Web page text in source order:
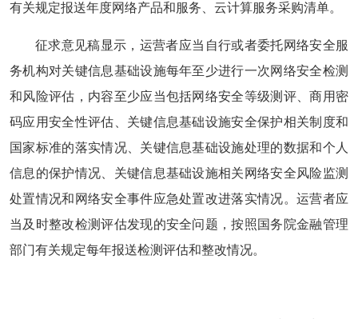
有关规定报送年度网络产品和服务、云计算服务采购清单。
征求意见稿显示，运营者应当自行或者委托网络安全服
务机构对关键信息基础设施每年至少进行一次网络安全检测
和风险评估，内容至少应当包括网络安全等级测评、商用密
码应用安全性评估、关键信息基础设施安全保护相关制度和
国家标准的落实情况、关键信息基础设施处理的数据和个人
信息的保护情况、关键信息基础设施相关网络安全风险监测
处置情况和网络安全事件应急处置改进落实情况。运营者应
当及时整改检测评估发现的安全问题，按照国务院金融管理
部门有关规定每年报送检测评估和整改情况。